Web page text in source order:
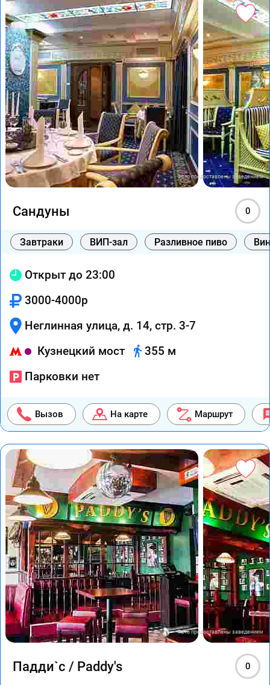
Фото предоставлены заведением
Сандуны 0
Завтраки ВИП-зал Разливное пиво
Открыт до 23:00
3000-4000р
Неглинная улица, д. 14, стр. 3-7
Кузнецкий мост
355 м
Парковки нет
Вызов На карте Маршрут
Фото предоставлены заведением
Падди`с / Paddy's 0